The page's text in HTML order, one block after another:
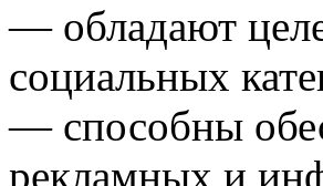
— обладают
социальных
— способны
рекламных и